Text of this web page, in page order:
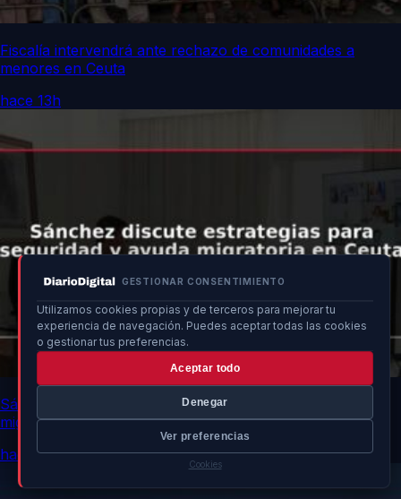
GESTIONAR CONSENTIMIENTO
Utilizamos cookies propias y de terceros para mejorar tu
experiencia de navegación. Puedes aceptar todas las cookies
o gestionar tus preferencias.
Aceptar todo
Denegar
Ver preferencias
Cookies
Fiscalía intervendrá ante rechazo de comunidades a
menores en Ceuta
hace 13h
Sánchez discute estrategias para seguridad y ayuda
migratoria en Ceuta
hace 13h